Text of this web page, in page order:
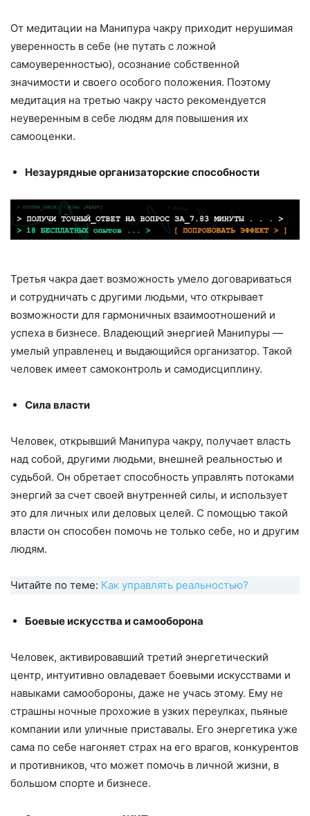
От медитации на Манипура чакру приходит нерушимая
уверенность в себе (не путать с ложной
самоуверенностью), осознание собственной
значимости и своего особого положения. Поэтому
медитация на третью чакру часто рекомендуется
неуверенным в себе людям для повышения их
самооценки.
Незаурядные организаторские способности
Третья чакра дает возможность умело договариваться
и сотрудничать с другими людьми, что открывает
возможности для гармоничных взаимоотношений и
успеха в бизнесе. Владеющий энергией Манипуры —
умелый управленец и выдающийся организатор. Такой
человек имеет самоконтроль и самодисциплину.
Сила власти
Человек, открывший Манипура чакру, получает власть
над собой, другими людьми, внешней реальностью и
судьбой. Он обретает способность управлять потоками
энергий за счет своей внутренней силы, и использует
это для личных или деловых целей. С помощью такой
власти он способен помочь не только себе, но и другим
людям.
Читайте по теме: Как управлять реальностью?
Боевые искусства и самооборона
Человек, активировавший третий энергетический
центр, интуитивно овладевает боевыми искусствами и
навыками самообороны, даже не учась этому. Ему не
страшны ночные прохожие в узких переулках, пьяные
компании или уличные приставалы. Его энергетика уже
сама по себе нагоняет страх на его врагов, конкурентов
и противников, что может помочь в личной жизни, в
большом спорте и бизнесе.